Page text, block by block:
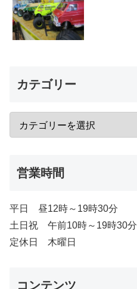
カテゴリー
営業時間
平日 昼12時～19時30分
土日祝 午前10時～19時30分
定休日 木曜日
コンテンツ